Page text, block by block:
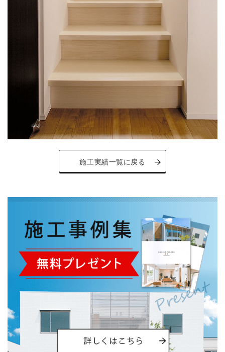
施工実績一覧に戻る